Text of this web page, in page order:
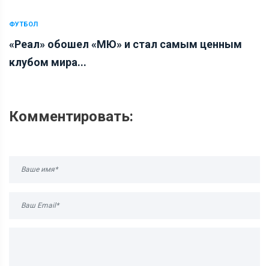
ФУТБОЛ
«Реал» обошел «МЮ» и стал самым ценным
клубом мира...
Комментировать: